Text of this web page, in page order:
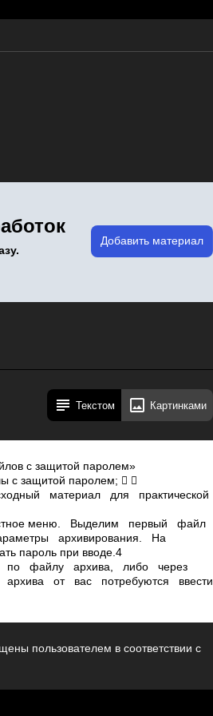
Добавить материал
Текстом Картинками
с защитой паролем»
с защитой паролем;  
материал для практической
меню. Выделим первый файл
архивирования. На
пароль при вводе.4
по файлу архива, либо через
архива от вас потребуются ввести
пользователем в соответствии с